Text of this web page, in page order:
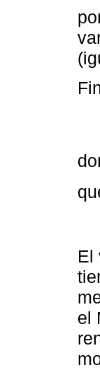
El
el